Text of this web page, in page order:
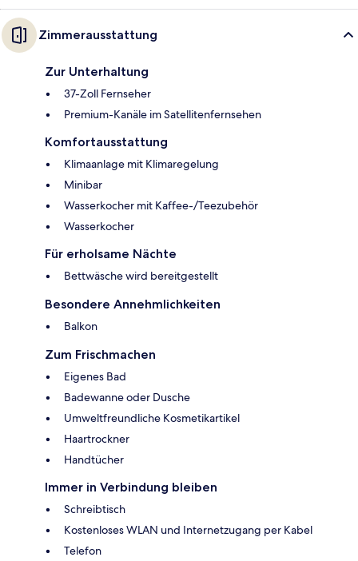
Zimmerausstattung
Zur Unterhaltung
37-Zoll Fernseher
Premium-Kanäle im Satellitenfernsehen
Komfortausstattung
Klimaanlage mit Klimaregelung
Minibar
Wasserkocher mit Kaffee-/Teezubehör
Wasserkocher
Für erholsame Nächte
Bettwäsche wird bereitgestellt
Besondere Annehmlichkeiten
Balkon
Zum Frischmachen
Eigenes Bad
Badewanne oder Dusche
Umweltfreundliche Kosmetikartikel
Haartrockner
Handtücher
Immer in Verbindung bleiben
Schreibtisch
Kostenloses WLAN und Internetzugang per Kabel
Telefon